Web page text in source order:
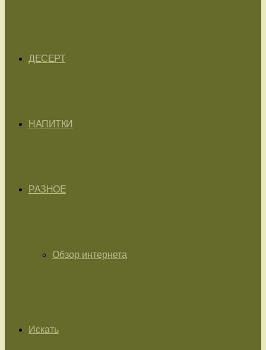
ДЕСЕРТ
НАПИТКИ
РАЗНОЕ
Обзор интернета
Искать